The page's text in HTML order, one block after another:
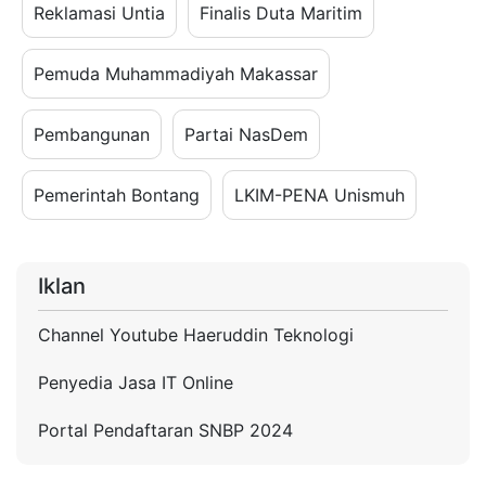
Reklamasi Untia Finalis Duta Maritim
Pemuda Muhammadiyah Makassar
Pembangunan Partai NasDem
Pemerintah Bontang LKIM-PENA Unismuh
Iklan
Channel Youtube Haeruddin Teknologi
Penyedia Jasa IT Online
Portal Pendaftaran SNBP 2024